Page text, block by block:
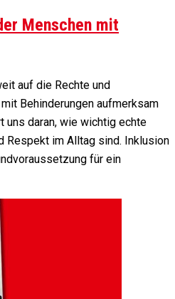
Menschen mit
auf die Rechte und
Behinderungen aufmerksam
uns daran, wie wichtig echte
Respekt im Alltag sind. Inklusion
für ein